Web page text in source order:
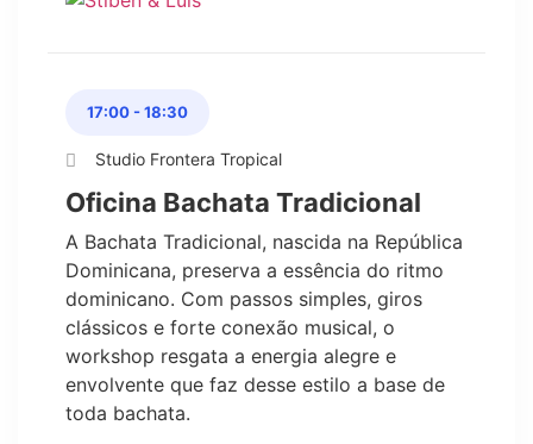
17:00 - 18:30
Studio Frontera Tropical
Oficina Bachata Tradicional
A Bachata Tradicional, nascida na República
Dominicana, preserva a essência do ritmo
dominicano. Com passos simples, giros
clássicos e forte conexão musical, o
workshop resgata a energia alegre e
envolvente que faz desse estilo a base de
toda bachata.